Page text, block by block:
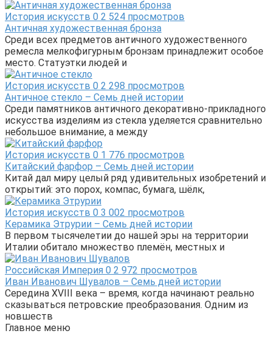
История искусств 0 2 524 просмотров
Античная художественная бронза
Среди всех предметов античного художественного
ремесла мелкофигурным бронзам принадлежит особое
место. Статуэтки людей и
История искусств 0 2 298 просмотров
Античное стекло – Семь дней истории
Среди памятников античного декоративно-прикладного
искусства изделиям из стекла уделяется сравнительно
небольшое внимание, а между
История искусств 0 1 776 просмотров
Китайский фарфор – Семь дней истории
Китай дал миру целый ряд удивительных изобретений и
открытий: это порох, компас, бумага, шёлк,
История искусств 0 3 002 просмотров
Керамика Этрурии – Семь дней истории
В первом тысячелетии до нашей эры на территории
Италии обитало множество племён, местных и
Российская Империя 0 2 972 просмотров
Иван Иванович Шувалов – Семь дней истории
Середина XVIII века – время, когда начинают реально
сказываться петровские преобразования. Одним из
новшеств
Главное меню